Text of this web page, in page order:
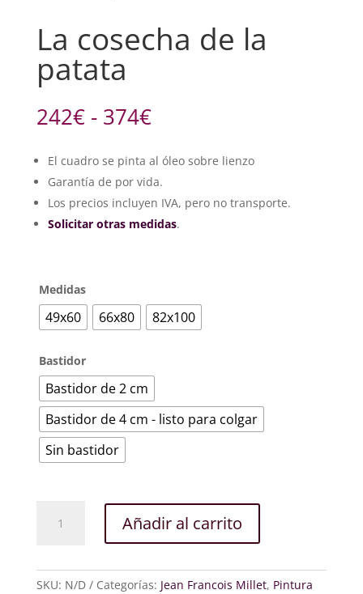
La cosecha de la
patata
242€ - 374€Rango
de
precios:
desde
242€
hasta
374€
El cuadro se pinta al óleo sobre lienzo
Garantía de por vida.
Los precios incluyen IVA, pero no transporte.
Solicitar otras medidas.
Medidas
49x60 66x80 82x100
Bastidor
Bastidor de 2 cm
Bastidor de 4 cm - listo para colgar
Sin bastidor
cosecha
patata
Añadir al carrito
SKU: N/D Categorías: Jean Francois Millet, Pintura